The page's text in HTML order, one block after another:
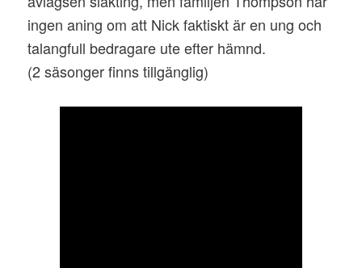
ingen aning om att Nick faktiskt är en ung och
talangfull bedragare ute efter hämnd.
(2 säsonger finns tillgänglig)